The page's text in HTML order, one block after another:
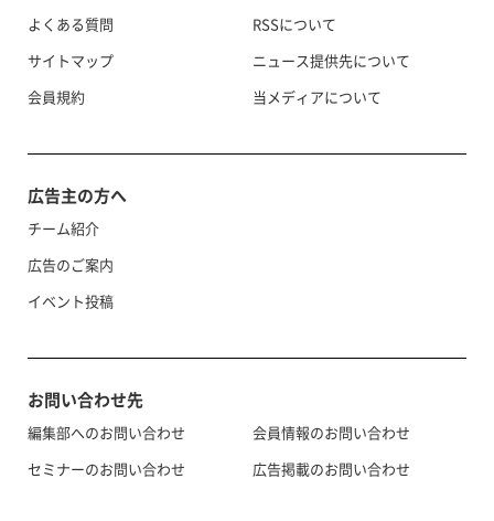
よくある質問
サイトマップ
会員規約
RSSについて
ニュース提供先について
当メディアについて
広告主の方へ
チーム紹介
広告のご案内
イベント投稿
お問い合わせ先
編集部へのお問い合わせ
セミナーのお問い合わせ
会員情報のお問い合わせ
広告掲載のお問い合わせ